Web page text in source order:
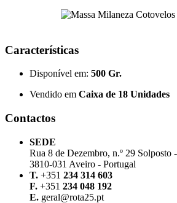
Características
Disponível em: 500 Gr.
Vendido em Caixa de 18 Unidades
Contactos
SEDE
Rua 8 de Dezembro, n.º 29 Solposto -
3810-031 Aveiro - Portugal
T. +351 234 314 603
F. +351 234 048 192
E. geral@rota25.pt